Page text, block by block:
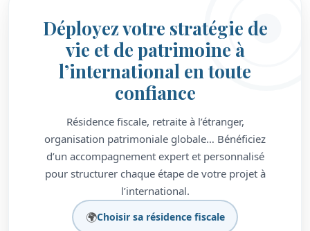
Déployez votre stratégie de
vie et de patrimoine à
l’international en toute
confiance
Résidence fiscale, retraite à l’étranger,
organisation patrimoniale globale… Bénéficiez
d’un accompagnement expert et personnalisé
pour structurer chaque étape de votre projet à
l’international.
🌍Choisir sa résidence fiscale